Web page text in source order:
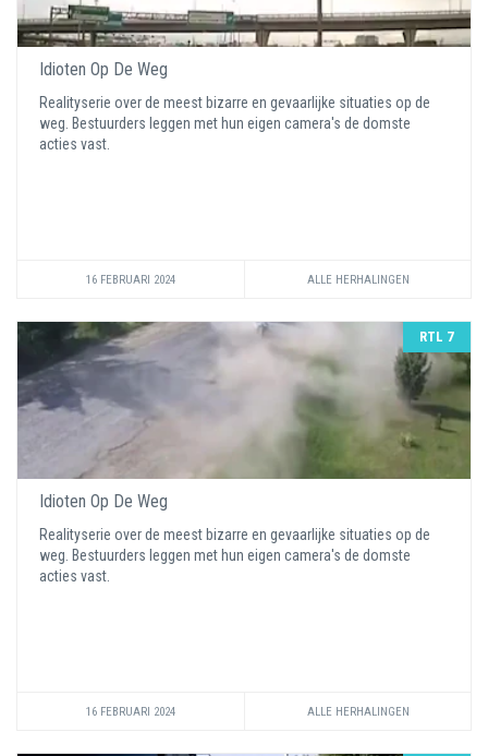
Idioten Op De Weg
Realityserie over de meest bizarre en gevaarlijke situaties op de
weg. Bestuurders leggen met hun eigen camera's de domste
acties vast.
16 FEBRUARI 2024 ALLE HERHALINGEN
RTL 7
Idioten Op De Weg
Realityserie over de meest bizarre en gevaarlijke situaties op de
weg. Bestuurders leggen met hun eigen camera's de domste
acties vast.
16 FEBRUARI 2024 ALLE HERHALINGEN